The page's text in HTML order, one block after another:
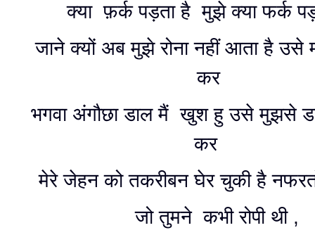
क्या फ़र्क पड़ता है मुझे क्या फर्क
जाने क्यों अब मुझे रोना नहीं आता है
कर
भगवा अंगौछा डाल मैं खुश हु उसे मुझसे
कर
मेरे जेहन को तकरीबन घेर चुकी है
जो तुमने कभी रोपी थी ,